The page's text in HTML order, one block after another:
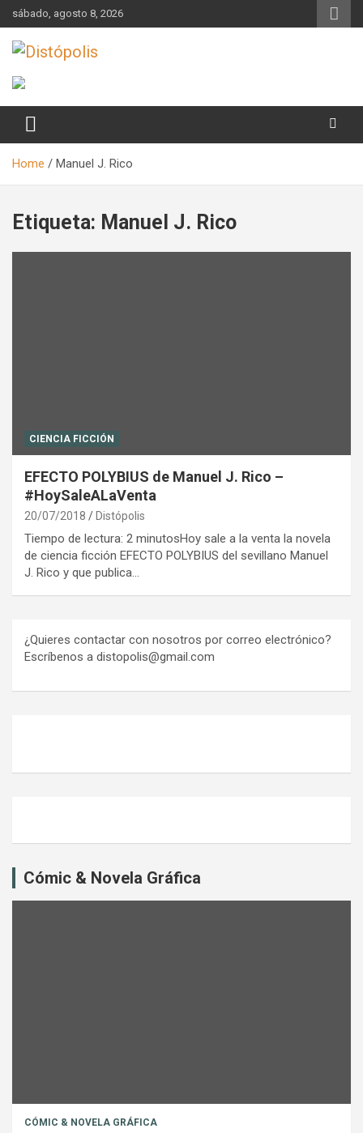
Skip
to
content
sábado, agosto 8, 2026
Distópolis
Home Manuel J. Rico
Etiqueta: Manuel J. Rico
CIENCIA FICCIÓN
EFECTO POLYBIUS de Manuel J. Rico –
#HoySaleALaVenta
20/07/2018 Distópolis
Tiempo de lectura: 2 minutosHoy sale a la venta la novela
de ciencia ficción EFECTO POLYBIUS del sevillano Manuel
J. Rico y que publica…
¿Quieres contactar con nosotros por correo electrónico?
Escríbenos a distopolis@gmail.com
Cómic & Novela Gráfica
CÓMIC & NOVELA GRÁFICA